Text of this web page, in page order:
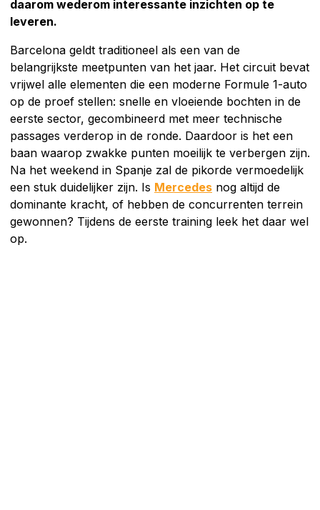
daarom wederom interessante inzichten op te
leveren.
Barcelona geldt traditioneel als een van de
belangrijkste meetpunten van het jaar. Het circuit bevat
vrijwel alle elementen die een moderne Formule 1-auto
op de proef stellen: snelle en vloeiende bochten in de
eerste sector, gecombineerd met meer technische
passages verderop in de ronde. Daardoor is het een
baan waarop zwakke punten moeilijk te verbergen zijn.
Na het weekend in Spanje zal de pikorde vermoedelijk
een stuk duidelijker zijn. Is Mercedes nog altijd de
dominante kracht, of hebben de concurrenten terrein
gewonnen? Tijdens de eerste training leek het daar wel
op.